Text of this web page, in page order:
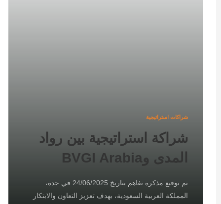
شراكات استراتيجية
شراكة استراتيجية بين رواد
المدى وBVGI Arabia
تم توقيع مذكرة تفاهم بتاريخ 24/06/2025 في جدة،
المملكة العربية السعودية، بهدف تعزيز التعاون والابتكار